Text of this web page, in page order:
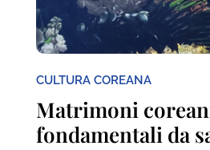
CULTURA COREANA
Matrimoni
fondamentali da